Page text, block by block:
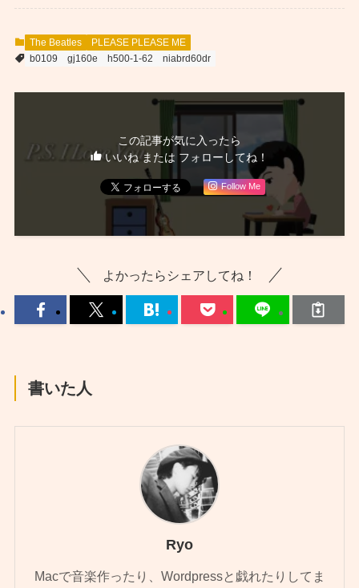
The Beatles
PLEASE PLEASE ME
b0109
gj160e h500-1-62 niabrd60dr
この記事が気に入ったら
いいね または フォローしてね！
Follow Me
よかったらシェアしてね！
書いた人
Ryo
Macで音楽作ったり、Wordpressと戯れたりしてま